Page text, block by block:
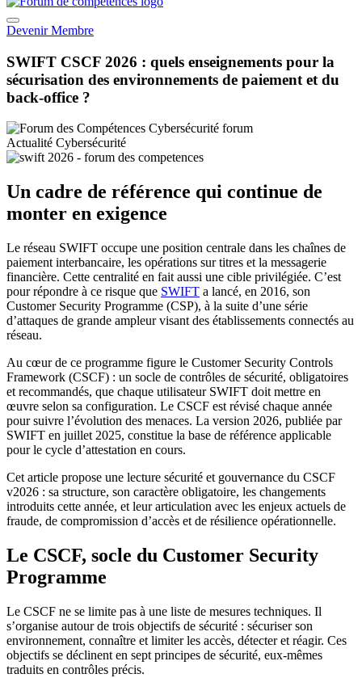
Devenir Membre
SWIFT CSCF 2026 : quels enseignements pour la
sécurisation des environnements de paiement et du
back-office ?
Actualité Cybersécurité
Un cadre de référence qui continue de
monter en exigence
Le réseau SWIFT occupe une position centrale dans les chaînes de
paiement interbancaire, les opérations sur titres et la messagerie
financière. Cette centralité en fait aussi une cible privilégiée. C’est
pour répondre à ce risque que SWIFT a lancé, en 2016, son
Customer Security Programme (CSP), à la suite d’une série
d’attaques de grande ampleur visant des établissements connectés au
réseau.
Au cœur de ce programme figure le Customer Security Controls
Framework (CSCF) : un socle de contrôles de sécurité, obligatoires
et recommandés, que chaque utilisateur SWIFT doit mettre en
œuvre selon sa configuration. Le CSCF est révisé chaque année
pour suivre l’évolution des menaces. La version 2026, publiée par
SWIFT en juillet 2025, constitue la base de référence applicable
pour le cycle d’attestation en cours.
Cet article propose une lecture sécurité et gouvernance du CSCF
v2026 : sa structure, son caractère obligatoire, les changements
introduits cette année, et leur articulation avec les enjeux actuels de
fraude, de compromission d’accès et de résilience opérationnelle.
Le CSCF, socle du Customer Security
Programme
Le CSCF ne se limite pas à une liste de mesures techniques. Il
s’organise autour de trois objectifs de sécurité : sécuriser son
environnement, connaître et limiter les accès, détecter et réagir. Ces
objectifs se déclinent en sept principes de sécurité, eux-mêmes
traduits en contrôles précis.